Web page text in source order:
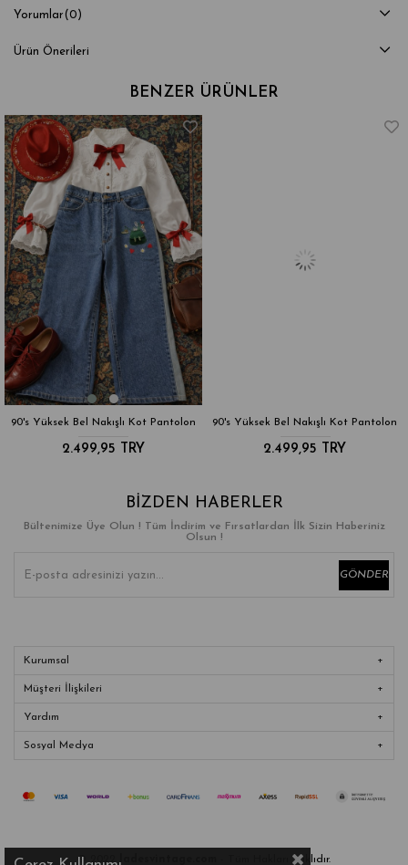
Yorumlar(0)
Ürün Önerileri
BENZER ÜRÜNLER
90's Yüksek Bel Nakışlı Kot Pantolon
2.499,95 TRY
90's Yüksek Bel Nakışlı Kot Pantolon
2.499,95 TRY
BIZDEN HABERLER
Bültenimize Üye Olun ! Tüm İndirim ve Fırsatlardan İlk Sizin Haberiniz
Olsun !
GÖNDER
Kurumsal
Müşteri İlişkileri
Yardım
Sosyal Medya
© 2022 - Tüm Hakları Saklıdır.